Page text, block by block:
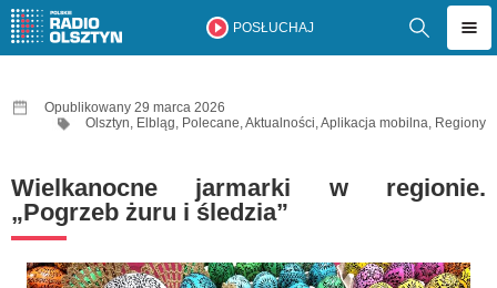
POSŁUCHAJ
Opublikowany 29 marca 2026
Olsztyn, Elbląg, Polecane,Aktualności,Aplikacja mobilna, Regiony
Wielkanocne jarmarki w regionie.
„Pogrzeb żuru i śledzia”